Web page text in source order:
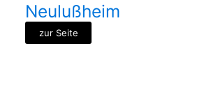
Neulußheim
zur Seite